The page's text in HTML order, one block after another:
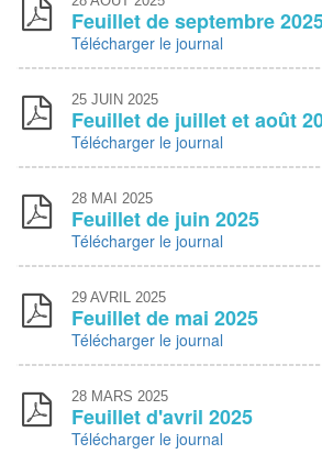
Feuillet de septembre
Télécharger le journal
25 JUIN 2025
Feuillet de juillet et août
Télécharger le journal
28 MAI 2025
Feuillet de juin 2025
Télécharger le journal
29 AVRIL 2025
Feuillet de mai 2025
Télécharger le journal
28 MARS 2025
Feuillet d'avril 2025
Télécharger le journal